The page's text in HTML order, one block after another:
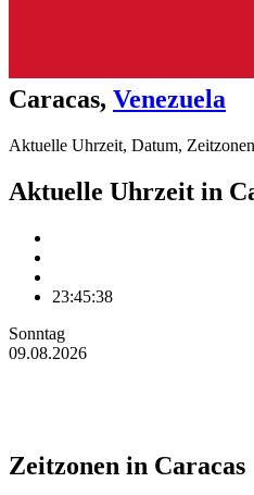
Caracas, Venezuela
Aktuelle Uhrzeit, Datum,
Aktuelle Uhrzeit in
23:45:38
Sonntag
09.08.2026
Zeitzonen in Caracas